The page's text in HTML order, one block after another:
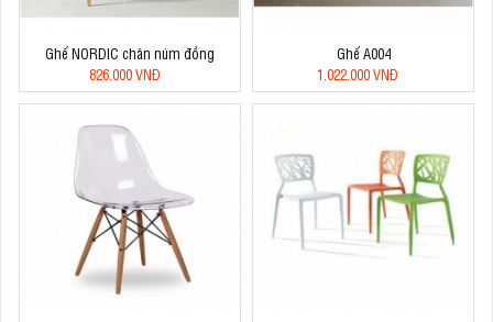
Ghế NORDIC chân núm đồng
826.000 VNĐ
Ghế A004
1.022.000 VNĐ